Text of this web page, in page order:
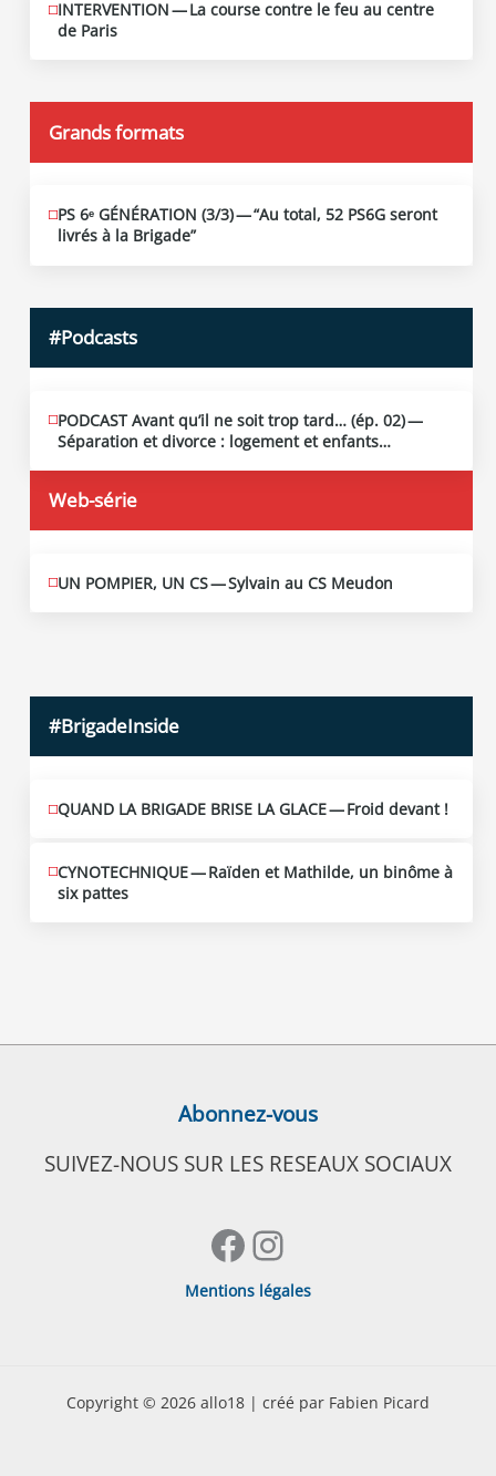
JUIN
12
INTERVENTION — La course contre le feu au centre
de Paris
Grands formats
JUIN
19
PS 6ᵉ GÉNÉRATION (3/​3) — “Au total, 52 PS6G seront
livrés à la Brigade”
#Podcasts
MAI
13
2026
PODCAST Avant qu’il ne soit trop tard… (ép. 02) —
Séparation et divorce : logement et enfants…
Web-série
MAI
10
UN POMPIER, UN CS — Sylvain au CS Meudon
#BrigadeInside
QUAND LA BRIGADE BRISE LA GLACE — Froid devant !
CYNOTECHNIQUE — Raïden et Mathilde, un binôme à
six pattes
Abonnez-vous
SUIVEZ-NOUS SUR LES RESEAUX SOCIAUX
Facebook
Instagram
Mentions légales
Copyright © 2026 allo18 | créé par Fabien Picard